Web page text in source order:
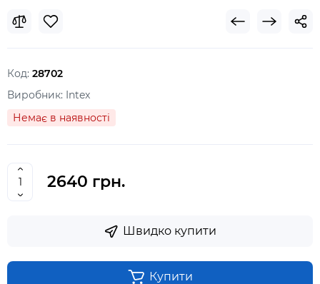
Код: 28702
Виробник: Intex
Немає в наявності
2640 грн.
Швидко купити
Купити